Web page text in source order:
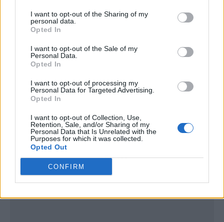
I want to opt-out of the Sharing of my
personal data.
Opted In
I want to opt-out of the Sale of my
Personal Data.
Opted In
I want to opt-out of processing my
Personal Data for Targeted Advertising.
Opted In
I want to opt-out of Collection, Use,
Retention, Sale, and/or Sharing of my
Personal Data that Is Unrelated with the
Purposes for which it was collected.
Opted Out
CONFIRM
Publicidad